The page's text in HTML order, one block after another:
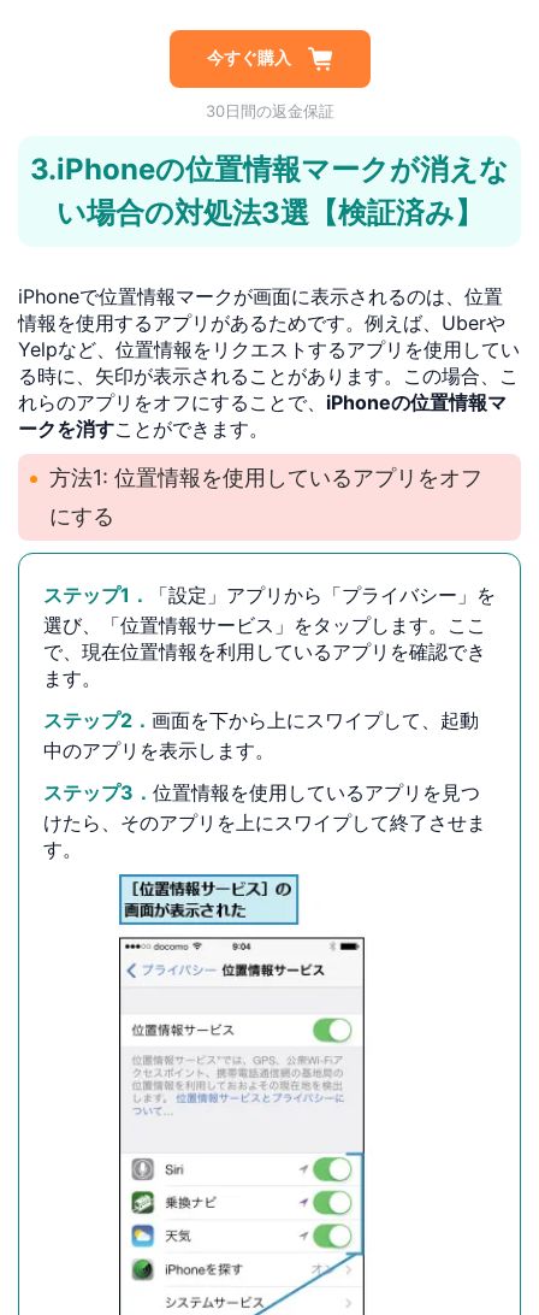
今すぐ購入
30日間の返金保証
3.iPhoneの位置情報マークが消えな
い場合の対処法3選【検証済み】
iPhoneで位置情報マークが画面に表示されるのは、位置
情報を使用するアプリがあるためです。例えば、Uberや
Yelpなど、位置情報をリクエストするアプリを使用してい
る時に、矢印が表示されることがあります。この場合、こ
れらのアプリをオフにすることで、 iPhoneの位置情報マ
ークを消すことができます。
方法1: 位置情報を使用しているアプリをオフ
にする
ステップ1．
「設定」アプリから「プライバシー」を
選び、「位置情報サービス」をタップします。ここ
で、現在位置情報を利用しているアプリを確認でき
ます。
ステップ2． 画面を下から上にスワイプして、起動
中のアプリを表示します。
ステップ3． 位置情報を使用しているアプリを見つ
けたら、そのアプリを上にスワイプして終了させま
す。